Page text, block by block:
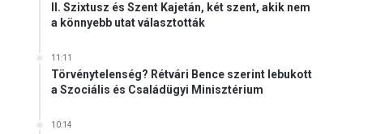
II. Szixtusz és Szent Kajetán, két szent, akik nem
a könnyebb utat választották
11:11
Törvénytelenség? Rétvári Bence szerint lebukott
a Szociális és Családügyi Minisztérium
10:14